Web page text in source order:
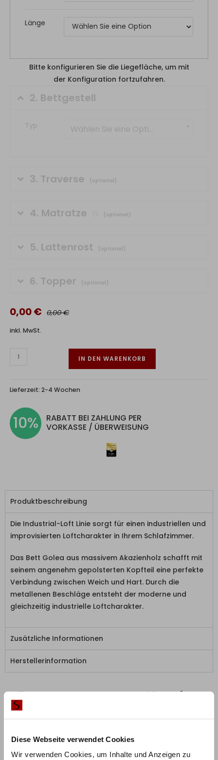
Diese Webseite verwendet Cookies
Wir verwenden Cookies, um Inhalte und Anzeigen zu
Länge
2. Bettgestell
Typ
3. Traverse (optional)
4. Matratze (optional)
5. Lattenrost (optional)
6. Topper (optional)
Bitte konfigurieren Sie die Liegefläche, um mit
der Konfiguration fortzufahren.
0,00 € 0,00 €
inkl. MwSt.
IN DEN WARENKORB
Lieferzeit: 2-4 Wochen
10%
RABATT BEI ZAHLUNG PER
VORKASSE / ÜBERWEISUNG
Produktbeschreibung
Die Industrial-Loft Linie sorgt für einen industriellen und
improvisierten Loftcharakter in Ihrem Schlafzimmer.
Das Bett Golea aus massivem Akazienholz schafft mit
seinem angenehm gepolsterten Kopfteil eine perfekte
Verbindung zwischen Weich und Hart. Durch die
metallenen Beschläge entsteht der moderne und
gleichzeitig industrielle Loftcharakter.
Zusätzliche Informationen
Herstellerinformation
Das sagen unsere Kunden
5,0